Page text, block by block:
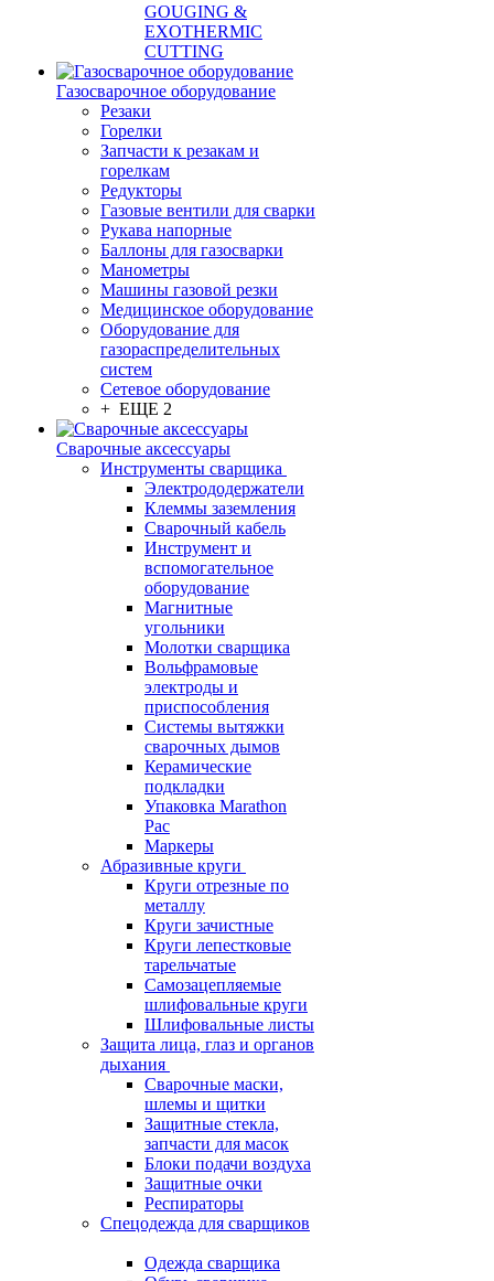
GOUGING &
EXOTHERMIC
CUTTING
Газосварочное оборудование
Резаки
Горелки
Запчасти к резакам и
горелкам
Редукторы
Газовые вентили для сварки
Рукава напорные
Баллоны для газосварки
Манометры
Машины газовой резки
Медицинское оборудование
Оборудование для
газораспределительных
систем
Сетевое оборудование
+ ЕЩЕ 2
Сварочные аксессуары
Инструменты сварщика
Электрододержатели
Клеммы заземления
Сварочный кабель
Инструмент и
вспомогательное
оборудование
Магнитные
угольники
Молотки сварщика
Вольфрамовые
электроды и
приспособления
Системы вытяжки
сварочных дымов
Керамические
подкладки
Упаковка Marathon
Pac
Маркеры
Абразивные круги
Круги отрезные по
металлу
Круги зачистные
Круги лепестковые
тарельчатые
Самозацепляемые
шлифовальные круги
Шлифовальные листы
Защита лица, глаз и органов
дыхания
Сварочные маски,
шлемы и щитки
Защитные стекла,
запчасти для масок
Блоки подачи воздуха
Защитные очки
Респираторы
Спецодежда для сварщиков
Одежда сварщика